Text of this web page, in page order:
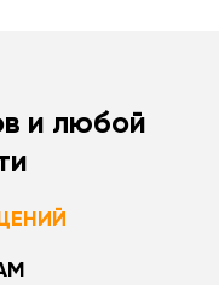
и любой